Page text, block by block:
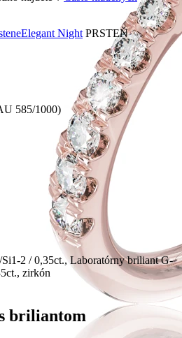
Elegant Night PRSTEŇ
585/1000)
2 / 0,35ct., Laboratórny briliant G-
zirkón
briliantom